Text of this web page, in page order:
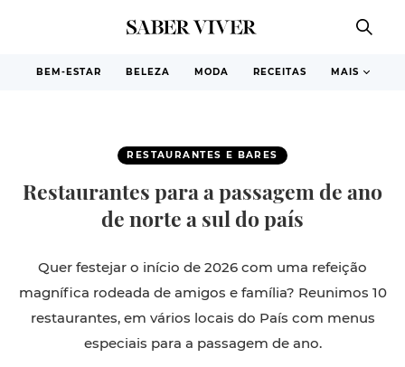
BEM-ESTAR BELEZA MODA RECEITAS MAIS
RESTAURANTES E BARES
Restaurantes para a passagem de ano
de norte a sul do país
Quer festejar o início de 2026 com uma refeição
magnífica rodeada de amigos e família? Reunimos 10
restaurantes, em vários locais do País com menus
especiais para a passagem de ano.